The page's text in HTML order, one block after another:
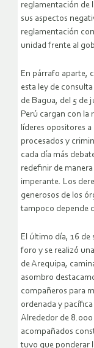
reglamentación de
sus aspectos
reglamentación
unidad frente al
En párrafo aparte,
esta ley de
de Bagua, del 5 de
Perú cargan con la
líderes opositores
procesados y
cada día más
redefinir de
imperante. Los
generosos de los
tampoco depende
El último día, 16 de
foro y se realizó
de Arequipa,
asombro
compañeros para
ordenada y
Alrededor de
acompañados
tuvo que ponderar